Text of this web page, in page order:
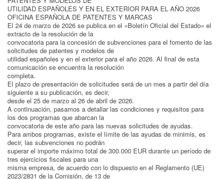
UTILIDAD ESPAÑOLES Y EN EL EXTERIOR PARA EL AÑO 2026
OFICINA ESPAÑOLA DE PATENTES Y MARCAS
El 24 de marzo de 2026 se publica en el «Boletín Oficial del Estado» el
extracto de la resolución de la
convocatoria para la concesión de subvenciones para el fomento de las
solicitudes de patentes y modelos de
utilidad españoles y en el exterior para el año 2026. Al final de esta
comunicación se encuentra la resolución
completa.
El plazo de presentación de solicitudes será de un mes a partir del día
siguiente a su publicación, es decir,
desde el 25 de marzo al 26 de abril de 2026.
A continuación, pasamos a detallar las condiciones y requisitos para
los dos programas que abarcan la
convocatoria de este año para las nuevas solicitudes de ayudas.
Para ambos programas, existe el límite de las ayudas de minimis, es
decir, las subvenciones no podrán
superar el importe máximo total de 300.000 EUR durante un período de
tres ejercicios fiscales para una
misma empresa, de acuerdo con lo dispuesto en el Reglamento (UE)
2023/2831 de la Comisión, de 13 de